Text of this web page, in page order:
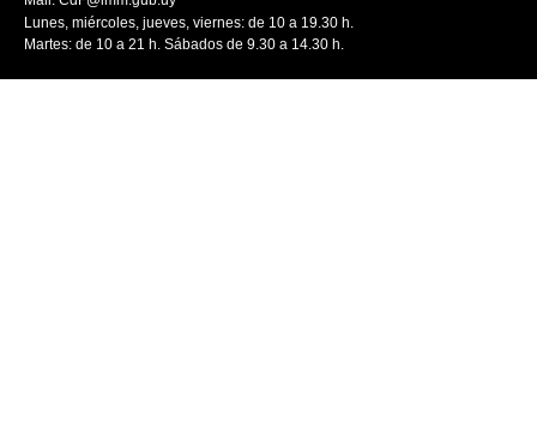
Lunes, miércoles, jueves, viernes: de 10 a 19.30 h.
Martes: de 10 a 21 h. Sábados de 9.30 a 14.30 h.